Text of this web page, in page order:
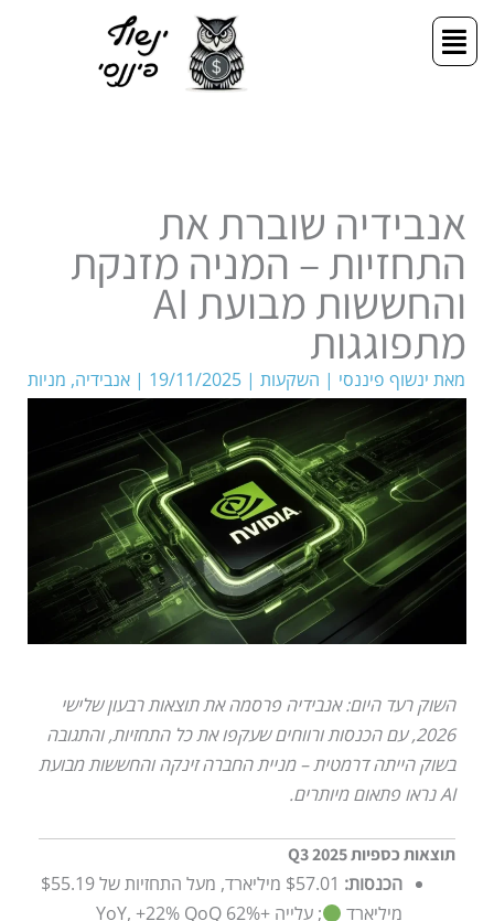
דילוג
לתוכןתפריט
אנבידיה שוברת את
התחזיות – המניה מזנקת
והחששות מבועת AI
מתפוגגות
מאת ינשוף פיננסי | השקעות |
19/11/2025
|אנבידיה, מניות
השוק רעד היום: אנבידיה פרסמה את תוצאות רבעון שלישי
2026, עם הכנסות ורווחים שעקפו את כל התחזיות, והתגובה
בשוק הייתה דרמטית – מניית החברה זינקה והחששות מבועת
AI נראו פתאום מיותרים.
תוצאות כספיות Q3 2025
הכנסות:
$57.01 מיליארד, מעל התחזיות של $55.19
מיליארד
; עלייה +62% YoY, +22% QoQ